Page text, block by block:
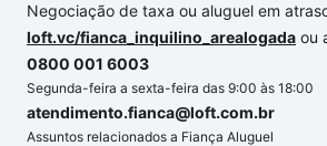
Negociação de taxa ou aluguel em
loft.vc/fianca_inquilino_arealogada ou
0800 001 6003
Segunda-feira a sexta-feira das 9:00 às 18:00
atendimento.fianca@loft.com.br
Assuntos relacionados a Fiança Aluguel